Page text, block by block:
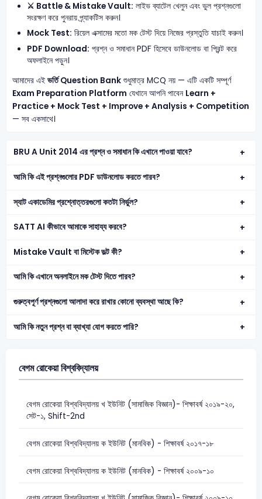
⚔️ Battle & Mistake Vault: লাইভ ব্যাটেল খেলুন এবং ভুল প্রশ্নগুলো
সংরক্ষণ করে পুনরায় প্র্যাকটিস করুন।
Mock Test: রিয়েল এক্সামের মতো মক টেস্ট দিয়ে নিজের প্রস্তুতি যাচাই করুন।
PDF Download: প্রশ্ন ও সমাধান PDF হিসেবে ডাউনলোড বা প্রিন্ট করে
অফলাইনে পড়ুন।
আমাদের এই ভর্তি Question Bankশুধুমাত্র MCQ নয় — এটি একটি সম্পূর্ণ
Exam Preparation Platform যেখানে আপনি পাবেন Learn +
Practice + Mock Test + Improve + Analysis + Competition
— সব একসাথে।
BRU A Unit 2014 এর প্রশ্ন ও সমাধান কি এখানে পাওয়া যাবে?
আমি কি এই প্রশ্নগুলোর PDF ডাউনলোড করতে পারব?
স্যাট একাডেমির প্রশ্নোত্তরগুলো কতটা নির্ভুল?
SATT AI কীভাবে আমাকে সাহায্য করবে?
Mistake Vault বা মিস্টেক ভল্ট কী?
আমি কি এখানে অনলাইনে মক টেস্ট দিতে পারব?
গুরুত্বপূর্ণ প্রশ্নগুলো আলাদা করে রাখার কোনো ব্যবস্থা আছে কি?
আমি কি নতুন প্রশ্ন বা ব্যাখ্যা যোগ করতে পারি?
বেগম রোকেয়া বিশ্ববিদ্যালয়
বেগম রোকেয়া বিশ্ববিদ্যালয় খ ইউনিট (সামাজিক বিজ্ঞান)- শিক্ষাবর্ষ ২০১৯-২০,
সেট-১, Shift-2nd
বেগম রোকেয়া বিশ্ববিদ্যালয় ক ইউনিট (মানবিক) - শিক্ষাবর্ষ ২০১৭-১৮
বেগম রোকেয়া বিশ্ববিদ্যালয় ক ইউনিট (মানবিক) - শিক্ষাবর্ষ ২০০৯-১০